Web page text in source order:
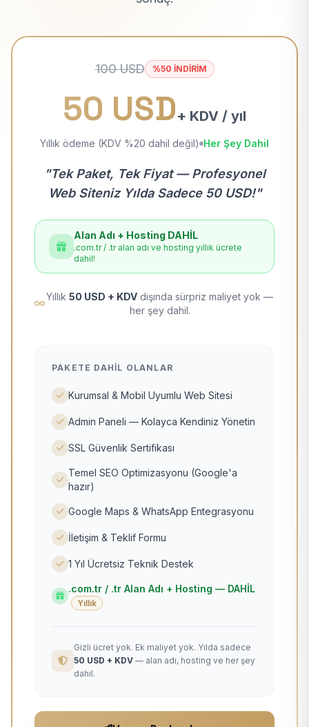
100 USD %50 İNDİRİM
50 USD+ KDV / yıl
Yıllık ödeme (KDV %20 dahil değil) Her Şey Dahil
"Tek Paket, Tek Fiyat — Profesyonel
Web Siteniz Yılda Sadece 50 USD!"
Alan Adı + Hosting DAHİL
.com.tr / .tr alan adı ve hosting yıllık ücrete
dahil!
Yıllık 50 USD + KDV dışında sürpriz maliyet yok —
her şey dahil.
PAKETE DAHIL OLANLAR
Kurumsal & Mobil Uyumlu Web Sitesi
Admin Paneli — Kolayca Kendiniz Yönetin
SSL Güvenlik Sertifikası
Temel SEO Optimizasyonu (Google'a
hazır)
Google Maps & WhatsApp Entegrasyonu
İletişim & Teklif Formu
1 Yıl Ücretsiz Teknik Destek
.com.tr / .tr Alan Adı + Hosting — DAHİL
Yıllık
Gizli ücret yok. Ek maliyet yok. Yılda sadece
50 USD + KDV — alan adı, hosting ve her şey
dahil.